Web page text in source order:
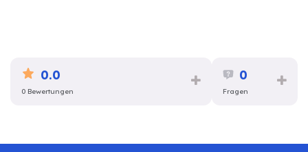
0.0
0 Bewertungen
0
Fragen